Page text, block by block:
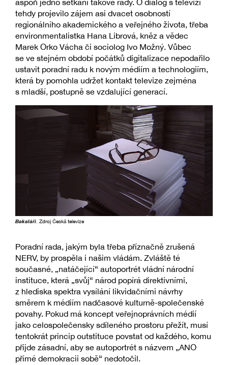
aspoň jedno setkání takové rady. O dialog s televizí
tehdy projevilo zájem asi dvacet osobností
regionálního akademického a veřejného života, třeba
environmentalistka Hana Librová, kněz a vědec
Marek Orko Vácha či sociolog Ivo Možný. Vůbec
se ve stejném období počátků digitalizace nepodařilo
ustavit poradní radu k novým médiím a technologiím,
která by pomohla udržet kontakt televize zejména
s mladší, postupně se vzdalující generací.
Bakaláři . Zdroj Česká televize
Poradní rada, jakým byla třeba příznačně zrušená
NERV, by prospěla i našim vládám. Zvláště té
současné, „natáčející“ autoportrét vládní národní
instituce, která „svůj“ národ popírá direktivními,
z hlediska spektra vysílání likvidačními návrhy
směrem k médiím nadčasové kulturně-společenské
povahy. Pokud má koncept veřejnoprávních médií
jako celospolečensky sdíleného prostoru přežít, musí
tentokrát princip outstituce povstat od každého, komu
přijde zásadní, aby se autoportrét s názvem „ANO
přímé demokracii sobě“ nedotočil.